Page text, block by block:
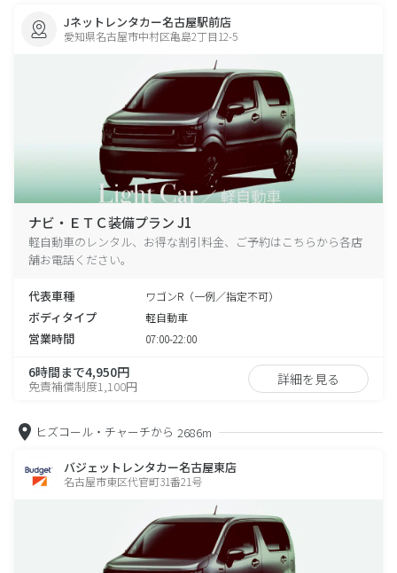
Jネットレンタカー名古屋駅前店
愛知県名古屋市中村区亀島2丁目12-5
ナビ・ＥＴＣ装備プラン J1
軽自動車のレンタル、お得な割引料金、ご予約はこちらから各店
舗お電話ください。
代表車種 ワゴンR（一例／指定不可）
ボディタイプ 軽自動車
営業時間 07:00-22:00
6時間まで4,950円
免責補償制度1,100円 詳細を見る
ヒズコール・チャーチから 2686m
バジェットレンタカー名古屋東店
名古屋市東区代官町31番21号